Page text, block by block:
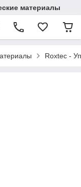
материалы
Roxtec -